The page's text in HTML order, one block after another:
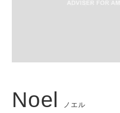
Noel ノエル